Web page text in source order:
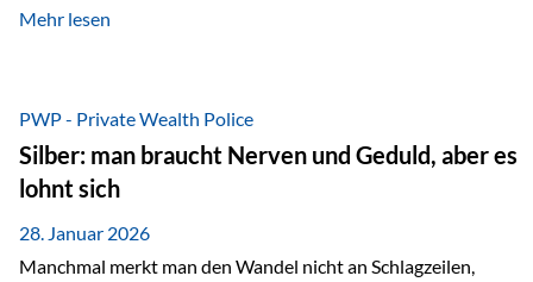
starken Anstiegen. Diese verändern jedoch nicht die
von geopolitischen Spannungen, einer stark ausgeweiteten
Geldmenge sowie strukturellen Verschiebungen an den
Kapitalmärkten geprägt ist, bleibt Gold ein bewährter Anker.
Nicht, weil…
Mehr lesen
PWP - Private Wealth Police
Silber: man braucht Nerven und Geduld, aber es
lohnt sich
28. Januar 2026
Manchmal merkt man den Wandel nicht an Schlagzeilen,